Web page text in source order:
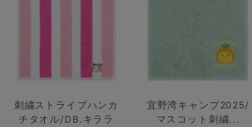
刺繍ストライプハンカ
チタオル/DB.キララ
宜野湾キャンプ2025/
マスコット刺繍...